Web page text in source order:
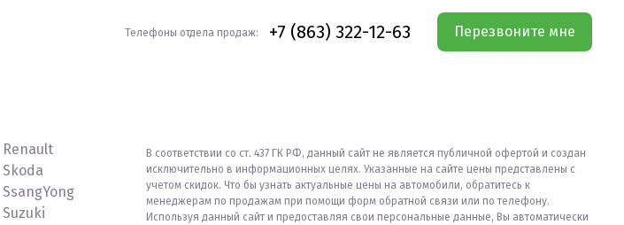
Телефоны отдела продаж: +7 (863) 322-12-63 Перезвоните мне
Renault
Skoda
SsangYong
Suzuki
В соответствии со ст. 437 ГК РФ, данный сайт не является публичной офертой и создан
исключительно в информационных целях. Указанные на сайте цены представлены с
учетом скидок. Что бы узнать актуальные цены на автомобили, обратитесь к
менеджерам по продажам при помощи форм обратной связи или по телефону.
Используя данный сайт и предоставляя свои персональные данные, Вы автоматически